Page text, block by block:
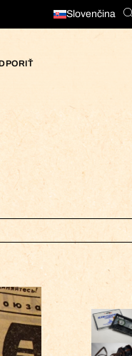
Slovenčina